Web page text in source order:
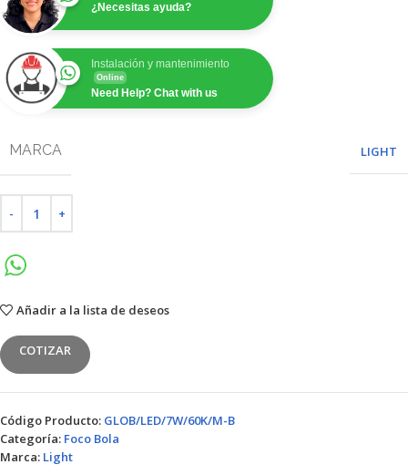
¿Necesitas ayuda?
Instalación y mantenimiento
Online
Need Help? Chat with us
MARCA LIGHT
Añadir a la lista de deseos
COTIZAR
Código Producto: GLOB/LED/7W/60K/M-B
Categoría: Foco Bola
Marca: Light